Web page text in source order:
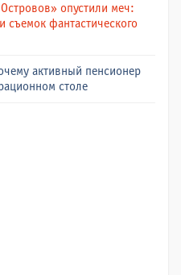
опустили меч:
съемок фантастического
активный пенсионер
столе